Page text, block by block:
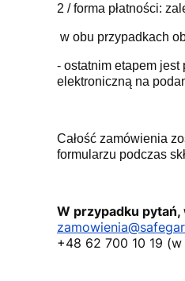
2 / forma płatności:
w obu przypadkach
- ostatnim etapem jest
elektroniczną na
Całość zamówienia
formularzu podczas
W przypadku
+48 62 700 10 19 (w